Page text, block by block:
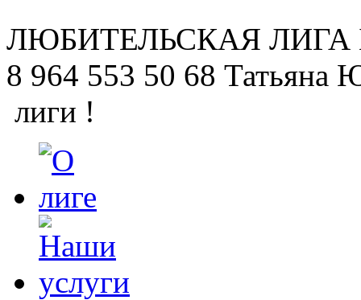
ЛЮБИТЕЛЬСКАЯ ЛИГА
8 964 553 50 68 Татьяна
лиги !